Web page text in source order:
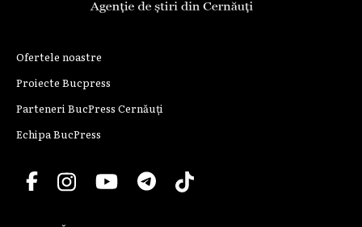
Ofertele noastre
Proiecte Bucpress
Parteneri BucPress Cernăuți
Echipa BucPress